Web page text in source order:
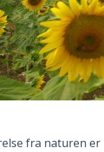
fra naturen er